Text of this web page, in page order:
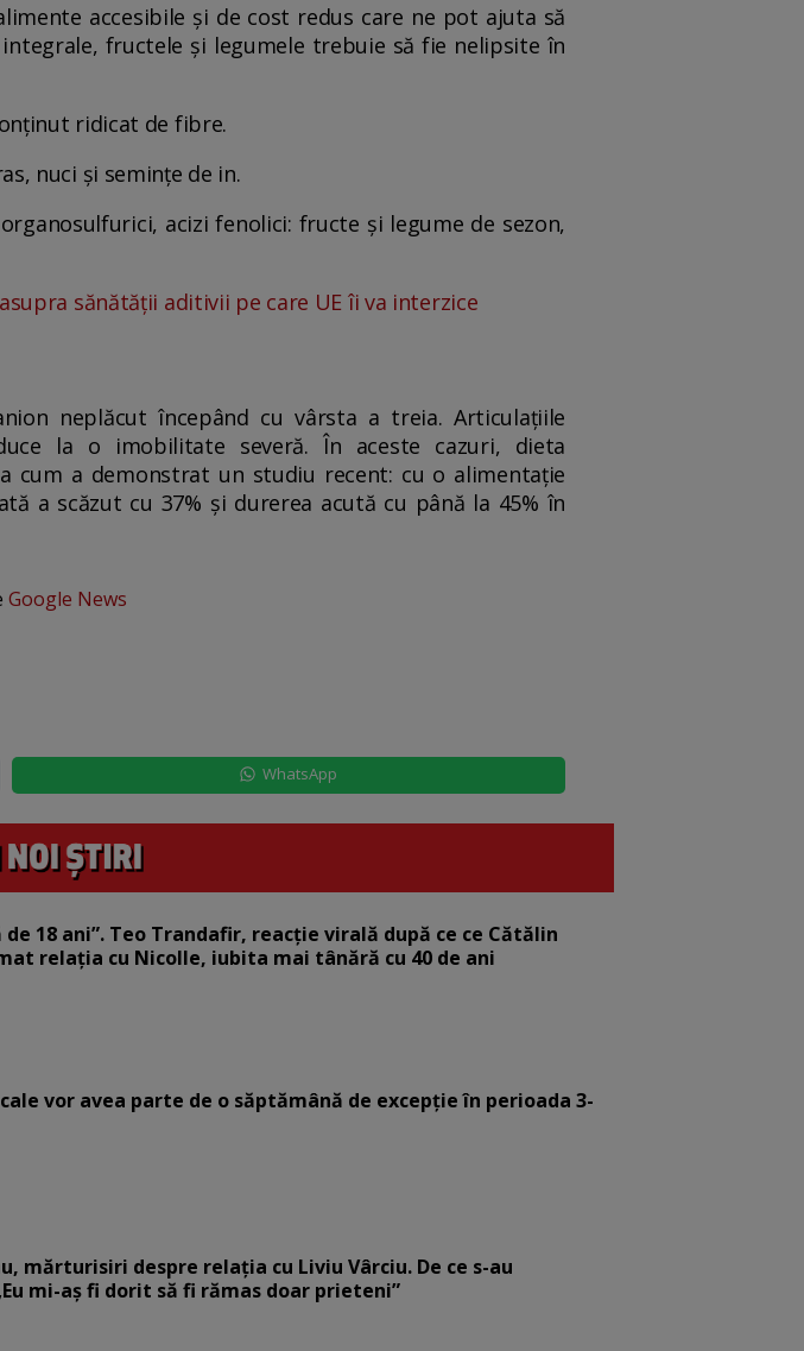
accesibile și de cost redus care ne pot ajuta să
fructele și legumele trebuie să fie nelipsite în
ridicat de fibre.
nuci și semințe de in.
acizi fenolici: fructe și legume de sezon,
sănătății aditivii pe care UE îi va interzice
neplăcut începând cu vârsta a treia. Articulațiile
la o imobilitate severă. În aceste cazuri, dieta
cum a demonstrat un studiu recent: cu o alimentație
a scăzut cu 37% și durerea acută cu până la 45% în
Google News
WhatsApp
de 18 ani”. Teo Trandafir, reacție virală după ce ce Cătălin
relația cu Nicolle, iubita mai tânără cu 40 de ani
vor avea parte de o săptămână de excepție în perioada 3-
mărturisiri despre relația cu Liviu Vârciu. De ce s-au
mi-aș fi dorit să fi rămas doar prieteni”